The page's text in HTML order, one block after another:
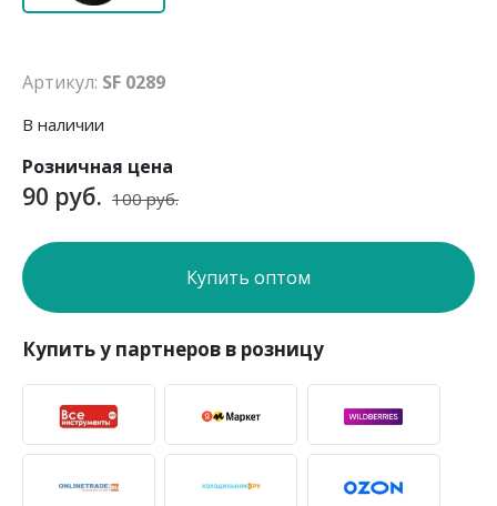
Артикул: SF 0289
В наличии
Розничная цена
90 руб. 100 руб.
Купить оптом
Купить у партнеров в розницу